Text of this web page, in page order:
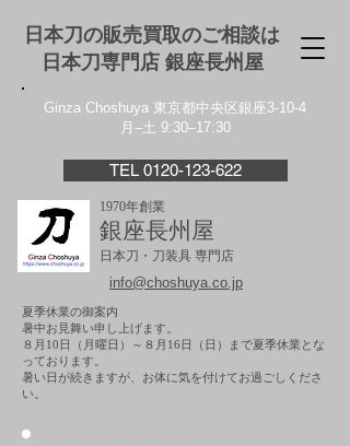
日本刀の販売買取のご相談は
日本刀専門店 銀座⻑州屋
Ginza Choshuya 東京都中央区銀座3-10-4
月–土 9:30–17:30
TEL 0120-123-622
1970年創業
銀座長州屋
日本刀・刀装具 専門店
info@choshuya.co.jp
夏季休業の御案内
暑中お見舞い申し上げます。
８月10日（月曜日）～８月16日（日）まで夏季休業とな
っております。
​暑い日が続きますが、お体に気を付けてお過ごしくださ
い。